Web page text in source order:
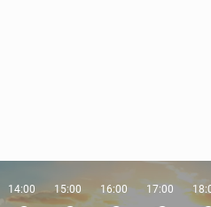
14:00 15:00 16:00 17:00